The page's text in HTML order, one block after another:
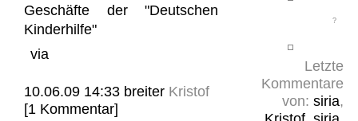
Letzte
Kommentare
von: siria,
Geschäfte der "Deutschen
Kinderhilfe"
via
10.06.09 14:33 breiter Kristof
[1 Kommentar]